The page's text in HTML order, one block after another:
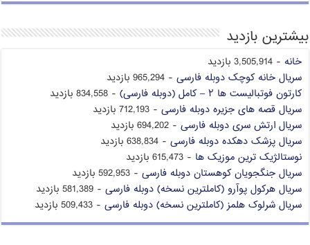
بیشترین بازدید
خانه - 3,505,914 بازدید
سریال خانه کوچک دوبله فارسی - 965,294 بازدید
کارتون فوتبالیست ها ۲ – کامل (دوبله فارسی)
- 834,558 بازدید
سریال قصه های جزیره دوبله فارسی - 712,193 بازدید
سریال ارتش سری دوبله فارسی - 694,202 بازدید
سریال پزشک دهکده دوبله فارسی - 638,834 بازدید
نوستالژیک ترین موزیک ها - 615,473 بازدید
سریال جنگجویان کوهستان دوبله فارسی - 592,953 بازدید
سریال هرکول پوآرو (کاملترین نسخه) دوبله فارسی - 581,389 بازدید
سریال شرلوک هلمز (کاملترین نسخه) دوبله فارسی - 509,433 بازدید